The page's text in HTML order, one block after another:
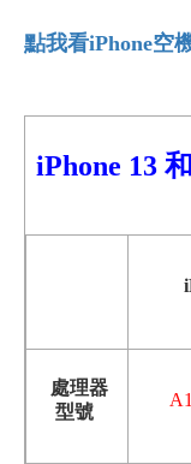
點我看iPhone空
iPhone 13 和
處理器
型號